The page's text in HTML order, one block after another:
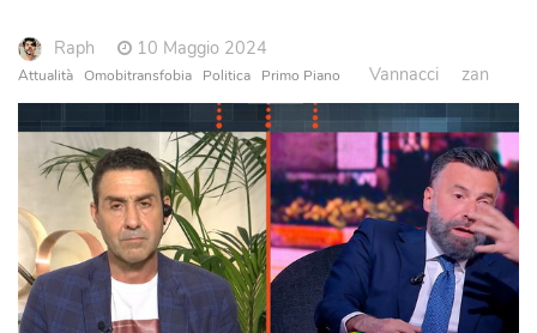
Raph 10 Maggio 2024
Attualità Omobitransfobia Politica Primo Piano Vannacci zan